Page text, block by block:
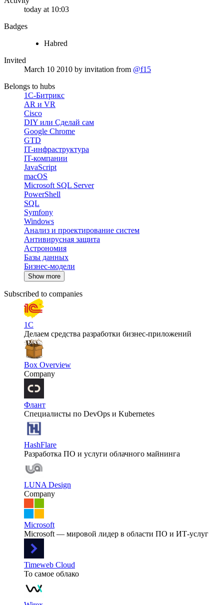
today at 10:03
Badges
Habred
Invited
March 10 2010 by invitation from @f15
Belongs to hubs
1С-Битрикс
AR и VR
Cisco
DIY или Сделай сам
Google Chrome
GTD
IT-инфраструктура
IT-компании
JavaScript
macOS
Microsoft SQL Server
PowerShell
SQL
Symfony
Windows
Анализ и проектирование систем
Антивирусная защита
Астрономия
Базы данных
Бизнес-модели
Show more
Subscribed to companies
1С
Делаем средства разработки бизнес-приложений
Box Overview
Company
Флант
Специалисты по DevOps и Kubernetes
HashFlare
Разработка ПО и услуги облачного майнинга
LUNA Design
Company
Microsoft
Microsoft — мировой лидер в области ПО и ИТ-услуг
Timeweb Cloud
То самое облако